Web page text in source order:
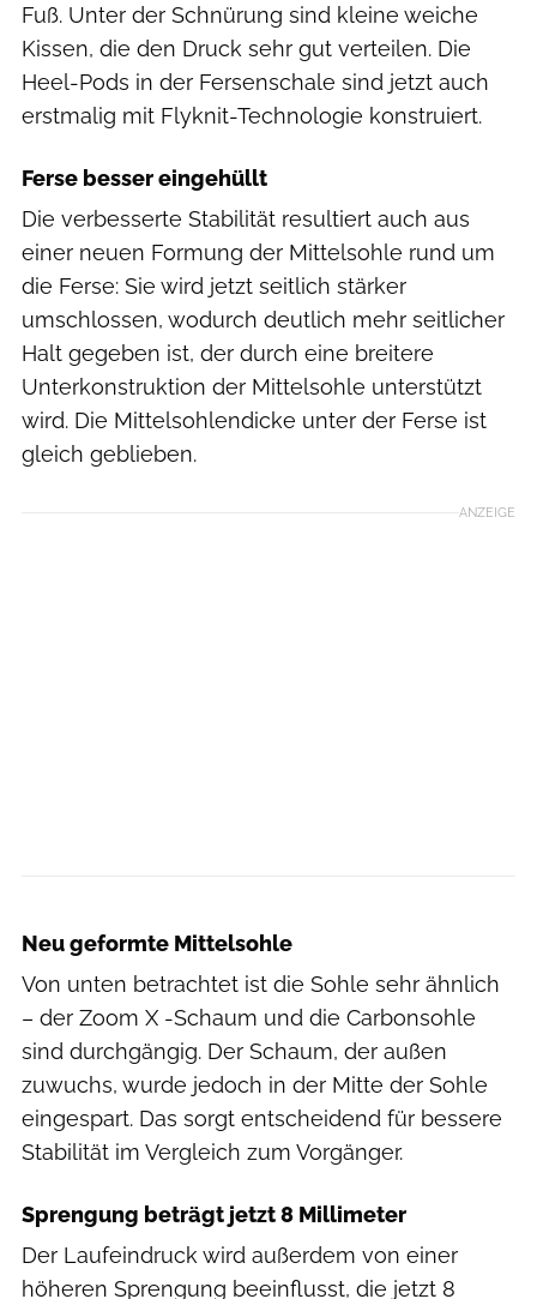
Fuß. Unter der Schnürung sind kleine weiche
Kissen, die den Druck sehr gut verteilen. Die
Heel-Pods in der Fersenschale sind jetzt auch
erstmalig mit Flyknit-Technologie konstruiert.
Ferse besser eingehüllt
Die verbesserte Stabilität resultiert auch aus
einer neuen Formung der Mittelsohle rund um
die Ferse: Sie wird jetzt seitlich stärker
umschlossen, wodurch deutlich mehr seitlicher
Halt gegeben ist, der durch eine breitere
Unterkonstruktion der Mittelsohle unterstützt
wird. Die Mittelsohlendicke unter der Ferse ist
gleich geblieben.
ANZEIGE
Neu geformte Mittelsohle
Von unten betrachtet ist die Sohle sehr ähnlich
– der Zoom X -Schaum und die Carbonsohle
sind durchgängig. Der Schaum, der außen
zuwuchs, wurde jedoch in der Mitte der Sohle
eingespart. Das sorgt entscheidend für bessere
Stabilität im Vergleich zum Vorgänger.
Sprengung beträgt jetzt 8 Millimeter
Der Laufeindruck wird außerdem von einer
höheren Sprengung beeinflusst, die jetzt 8